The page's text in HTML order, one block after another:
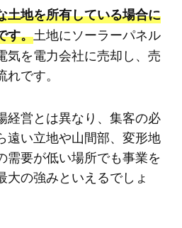
土地を所有している場合に
す。土地にソーラーパネル
気を電力会社に売却し、売
です。
経営とは異なり、集客の必
遠い立地や山間部、変形地
需要が低い場所でも事業を
大の強みといえるでしょ